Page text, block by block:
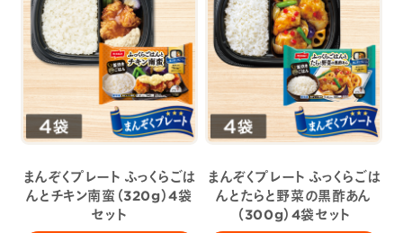
まんぞくプレート ふっくらごは
んとチキン南蛮（320g）4袋
セット
まんぞくプレート ふっくらごは
んとたらと野菜の黒酢あん
（300g）4袋セット